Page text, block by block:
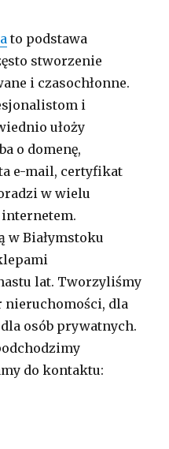
to podstawa
stworzenie
i czasochłonne.
i
ułoży
o domenę,
e-mail, certyfikat
w wielu
w Białymstoku
lat. Tworzyliśmy
nieruchomości, dla
osób prywatnych.
do kontaktu: